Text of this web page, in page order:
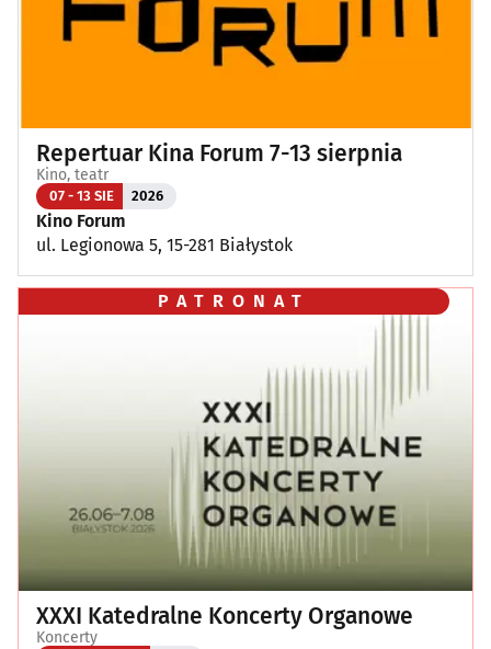
Repertuar Kina Forum 7-13 sierpnia
Kino, teatr
07 - 13 SIE 2026
Kino Forum
ul. Legionowa 5, 15-281 Białystok
PATRONAT
XXXI Katedralne Koncerty Organowe
Koncerty